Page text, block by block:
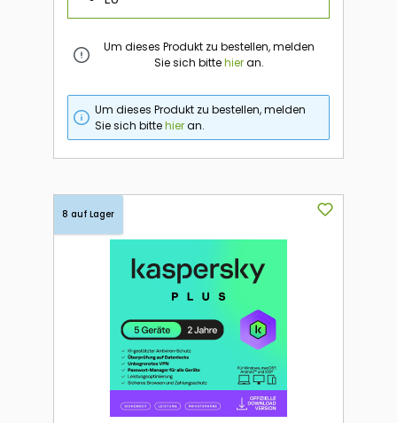
Um dieses Produkt zu bestellen, melden
Sie sich bittehieran.
Um dieses Produkt zu bestellen, melden
Sie sich bittehieran.
8 auf Lager